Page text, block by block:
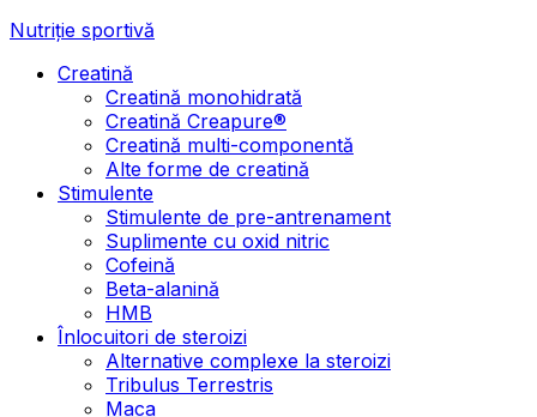
Nutriție sportivă
Creatină
Creatină monohidrată
Creatină Creapure®
Creatină multi-componentă
Alte forme de creatină
Stimulente
Stimulente de pre-antrenament
Suplimente cu oxid nitric
Cofeină
Beta-alanină
HMB
Înlocuitori de steroizi
Alternative complexe la steroizi
Tribulus Terrestris
Maca